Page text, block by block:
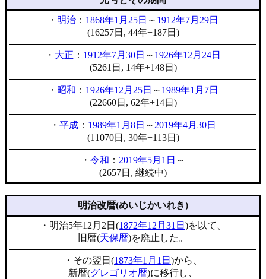
・ 明治 ： 1868年1月25日 ～ 1912年7月29日
(16257日, 44年+187日)
・ 大正 ： 1912年7月30日 ～ 1926年12月24日
(5261日, 14年+148日)
・ 昭和 ： 1926年12月25日 ～ 1989年1月7日
(22660日, 62年+14日)
・ 平成 ： 1989年1月8日 ～ 2019年4月30日
(11070日, 30年+113日)
・ 令和 ： 2019年5月1日 ～
(2657日, 継続中)
明治改暦(めいじかいれき)
・明治5年12月2日(1872年12月31日 )を以て、
旧暦(天保暦)を廃止した。
・その翌日(1873年1月1日 )から、
新暦(グレゴリオ暦)に移行し、